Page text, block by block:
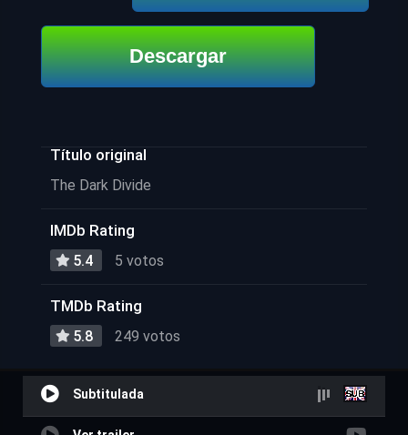
Descargar
Título original
The Dark Divide
IMDb Rating
5.4 5 votos
TMDb Rating
5.8 249 votos
Subtitulada